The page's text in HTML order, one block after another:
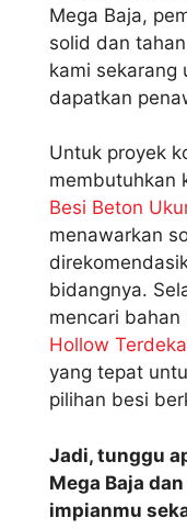
Mega Baja,
solid dan
kami sekarang
dapatkan
Untuk proyek
membutuhkan
Besi Beton
menawarkan
bidangnya.
mencari bahan
Hollow
yang tepat
pilihan besi
Jadi, tunggu
Mega Baja
impianmu